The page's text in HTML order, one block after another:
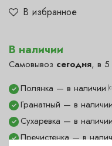
В избранное
В наличии
Самовывоз сегодня, в 5
✓ Гранатный — в наличии
✓ Полянка — в наличии
✓ Пречистенка — в
✓ Сухаревка — в наличии